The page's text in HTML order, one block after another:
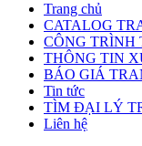
Trang chủ
CATALOG
CÔNG TRÌNH
THÔNG TIN
BÁO GIÁ
Tin tức
TÌM ĐẠI LÝ
Liên hệ